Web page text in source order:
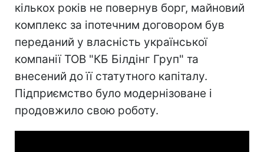
кількох років не повернув борг, майновий
комплекс за іпотечним договором був
переданий у власність української
компанії ТОВ "КБ Білдінг Груп" та
внесений до її статутного капіталу.
Підприємство було модернізоване і
продовжило свою роботу.